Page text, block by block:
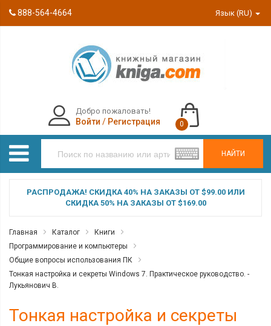
888-564-4664 Язык (RU)
НАЙТИ
Добро пожаловать!
Войти / Регистрация 0
РАСПРОДАЖА! СКИДКА 40% НА ЗАКАЗЫ ОТ $99.00 ИЛИ
СКИДКА 50% НА ЗАКАЗЫ ОТ $169.00
Главная Каталог
Книги
Программирование и компьютеры
Общие вопросы использования ПК
Тонкая настройка и секреты Windows 7. Практическое руководство. -
Лукьянович В.
Тонкая настройка и секреты